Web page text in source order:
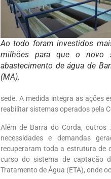
Ao todo foram investidos
milhões para que o novo
abastecimento de água de
(MA).
sede. A medida integra as ações
reabilitar sistemas operados pela
Além de Barra do Corda, outros
necessidades e demandas
recuperaram toda a estrutura de
curso do sistema de captação
Tratamento de Água (ETA), onde